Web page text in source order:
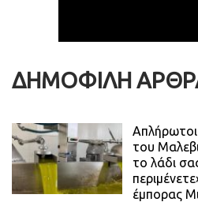
ΔΗΜΟΦΙΛΗ
του
το λάδι
έμπορας